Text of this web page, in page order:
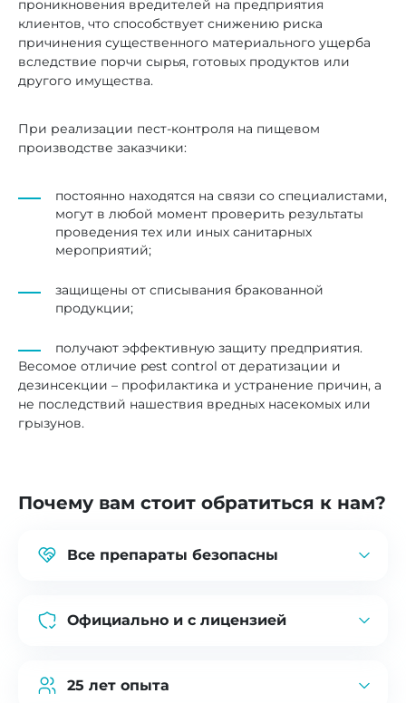
проникновения вредителей на предприятия
клиентов, что способствует снижению риска
причинения существенного материального ущерба
вследствие порчи сырья, готовых продуктов или
другого имущества.
При реализации пест-контроля на пищевом
производстве заказчики:
постоянно находятся на связи со специалистами,
могут в любой момент проверить результаты
проведения тех или иных санитарных
мероприятий;
защищены от списывания бракованной
продукции;
получают эффективную защиту предприятия.
Весомое отличие pest control от дератизации и
дезинсекции – профилактика и устранение причин, а
не последствий нашествия вредных насекомых или
грызунов.
Почему вам стоит обратиться к нам?
Все препараты безопасны
Вы можете быть спокойны за здоровье,
Официально и с лицензией
и международными стандартами качества
25 лет опыта